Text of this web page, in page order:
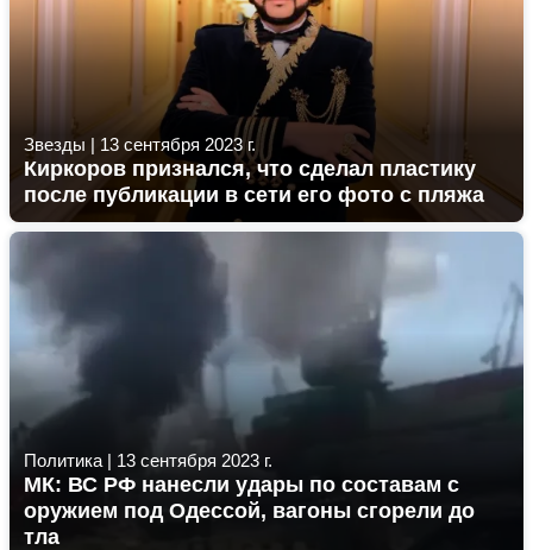
Звезды | 13 сентября 2023 г.
Киркоров признался, что сделал пластику
после публикации в сети его фото с пляжа
Политика | 13 сентября 2023 г.
МК: ВС РФ нанесли удары по составам с
оружием под Одессой, вагоны сгорели до
тла